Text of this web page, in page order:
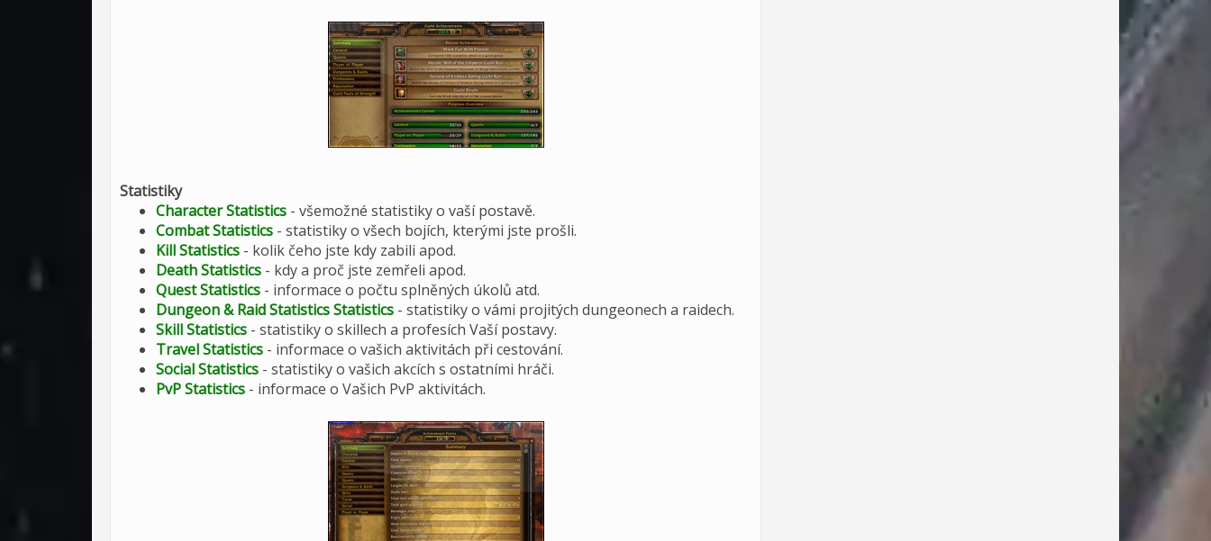
Statistiky
Character Statistics - všemožné statistiky o vaší postavě.
Combat Statistics - statistiky o všech bojích, kterými jste prošli.
Kill Statistics - kolik čeho jste kdy zabili apod.
Death Statistics - kdy a proč jste zemřeli apod.
Quest Statistics - informace o počtu splněných úkolů atd.
Dungeon & Raid Statistics Statistics - statistiky o vámi projitých dungeonech a raidech.
Skill Statistics - statistiky o skillech a profesích Vaší postavy.
Travel Statistics - informace o vašich aktivitách při cestování.
Social Statistics - statistiky o vašich akcích s ostatními hráči.
PvP Statistics - informace o Vašich PvP aktivitách.